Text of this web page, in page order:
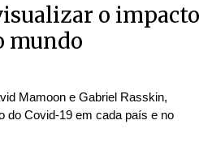
o impacto
mundo
Mamoon e Gabriel Rasskin,
do Covid-19 em cada país e no